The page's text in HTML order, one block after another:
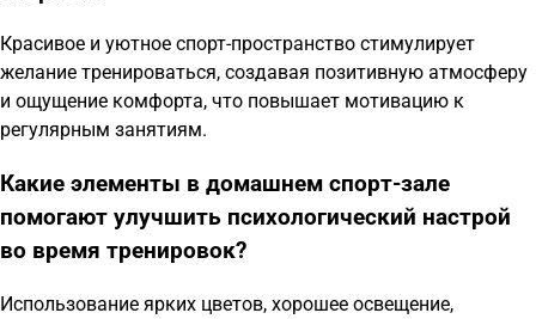
Красивое и уютное спорт-пространство стимулирует
желание тренироваться, создавая позитивную атмосферу
и ощущение комфорта, что повышает мотивацию к
регулярным занятиям.
Какие элементы в домашнем спорт-зале
помогают улучшить психологический настрой
во время тренировок?
Использование ярких цветов, хорошее освещение,